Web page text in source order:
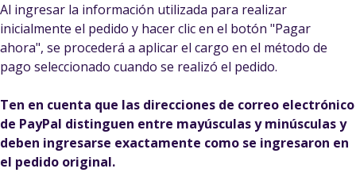
Al ingresar la información utilizada para realizar
inicialmente el pedido y hacer clic en el botón "Pagar
ahora", se procederá a aplicar el cargo en el método de
pago seleccionado cuando se realizó el pedido.
Ten en cuenta que las direcciones de correo electrónico
de PayPal distinguen entre mayúsculas y minúsculas y
deben ingresarse exactamente como se ingresaron en
el pedido original.